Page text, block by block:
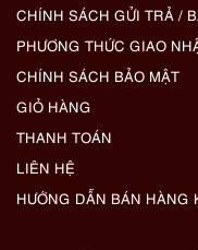
CHÍNH SÁCH GỬI TRẢ /
PHƯƠNG THỨC GIAO
CHÍNH SÁCH BẢO MẬT
GIỎ HÀNG
THANH TOÁN
LIÊN HỆ
HƯỚNG DẪN BÁN HÀNG